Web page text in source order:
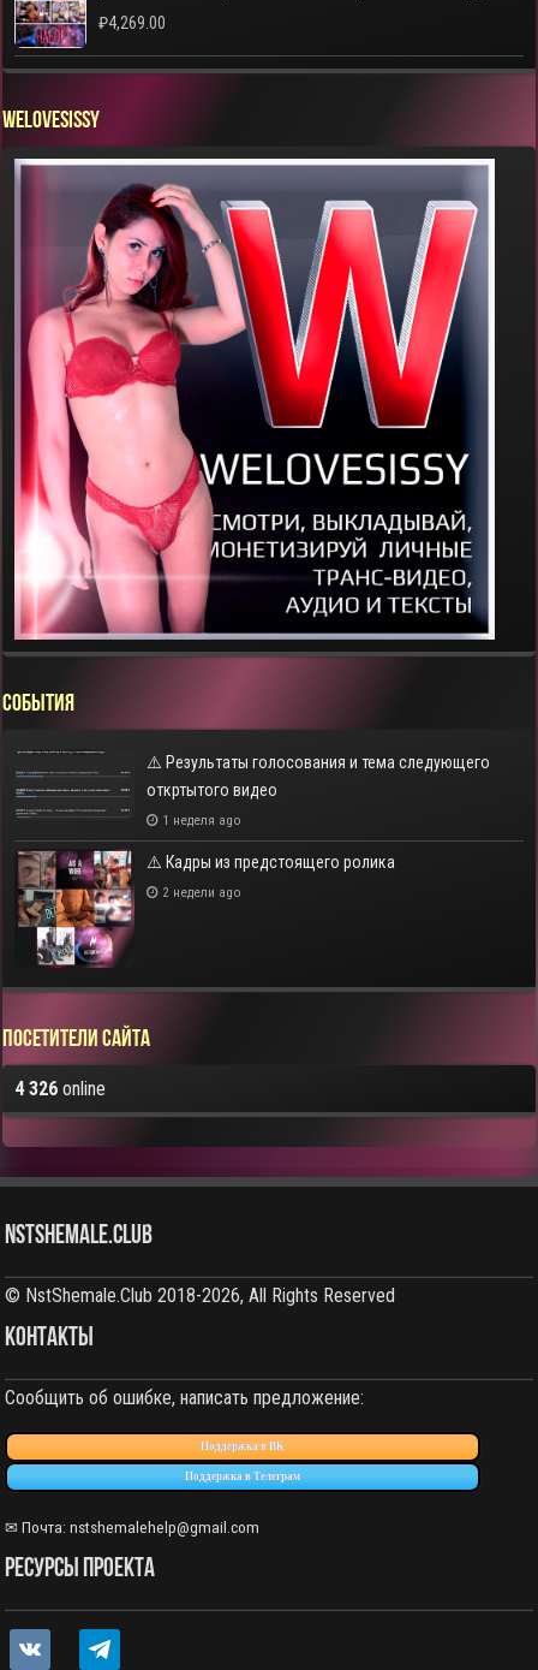
₽4,269.00
WELOVESISSY
СОБЫТИЯ
⚠️ Результаты голосования и тема следующего
откртытого видео
1 неделя ago
⚠️ Кадры из предстоящего ролика
2 недели ago
Посетители сайта
4 326 online
NstShemale.Club
© NstShemale.Club 2018-2026, All Rights Reserved
КОНТАКТЫ
Сообщить об ошибке, написать предложение:
Поддержка в ВК
Поддержка в Телеграм
✉ Почта: nstshemalehelp@gmail.com
РЕСУРСЫ ПРОЕКТА
vkontakte telegram